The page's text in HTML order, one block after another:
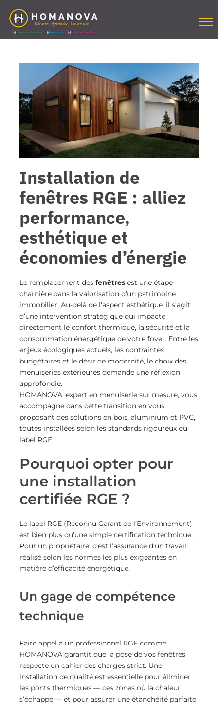
contenu
Installation de
fenêtres RGE : alliez
performance,
esthétique et
économies d’énergie
Le remplacement des fenêtresest une étape
charnière dans la valorisation d’un patrimoine
immobilier. Au-delà de l’aspect esthétique, il s’agit
d’une intervention stratégique qui impacte
directement le confort thermique, la sécurité et la
consommation énergétique de votre foyer. Entre les
enjeux écologiques actuels, les contraintes
budgétaires et le désir de modernité, le choix des
menuiseries extérieures demande une réflexion
approfondie.
HOMANOVA, expert en menuiserie sur mesure, vous
accompagne dans cette transition en vous
proposant des solutions en bois, aluminium et PVC,
toutes installées selon les standards rigoureux du
label RGE.
Pourquoi opter pour
une installation
certifiée RGE ?
Le label RGE (Reconnu Garant de l’Environnement)
est bien plus qu’une simple certification technique.
Pour un propriétaire, c’est l’assurance d’un travail
réalisé selon les normes les plus exigeantes en
matière d’efficacité énergétique.
Un gage de compétence
technique
Faire appel à un professionnel RGE comme
HOMANOVA garantit que la pose de vos fenêtres
respecte un cahier des charges strict. Une
installation de qualité est essentielle pour éliminer
les ponts thermiques — ces zones où la chaleur
s’échappe — et pour assurer une étanchéité parfaite